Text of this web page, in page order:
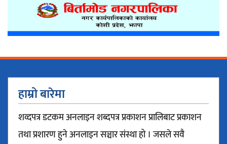
हाम्रो बारेमा
शव्दपत्र डटकम अनलाइन शब्दपत्र प्रकाशन प्रालिबाट प्रकाशन
तथा प्रशारण हुने अनलाइन सञ्चार संस्था हो । जसले सवै